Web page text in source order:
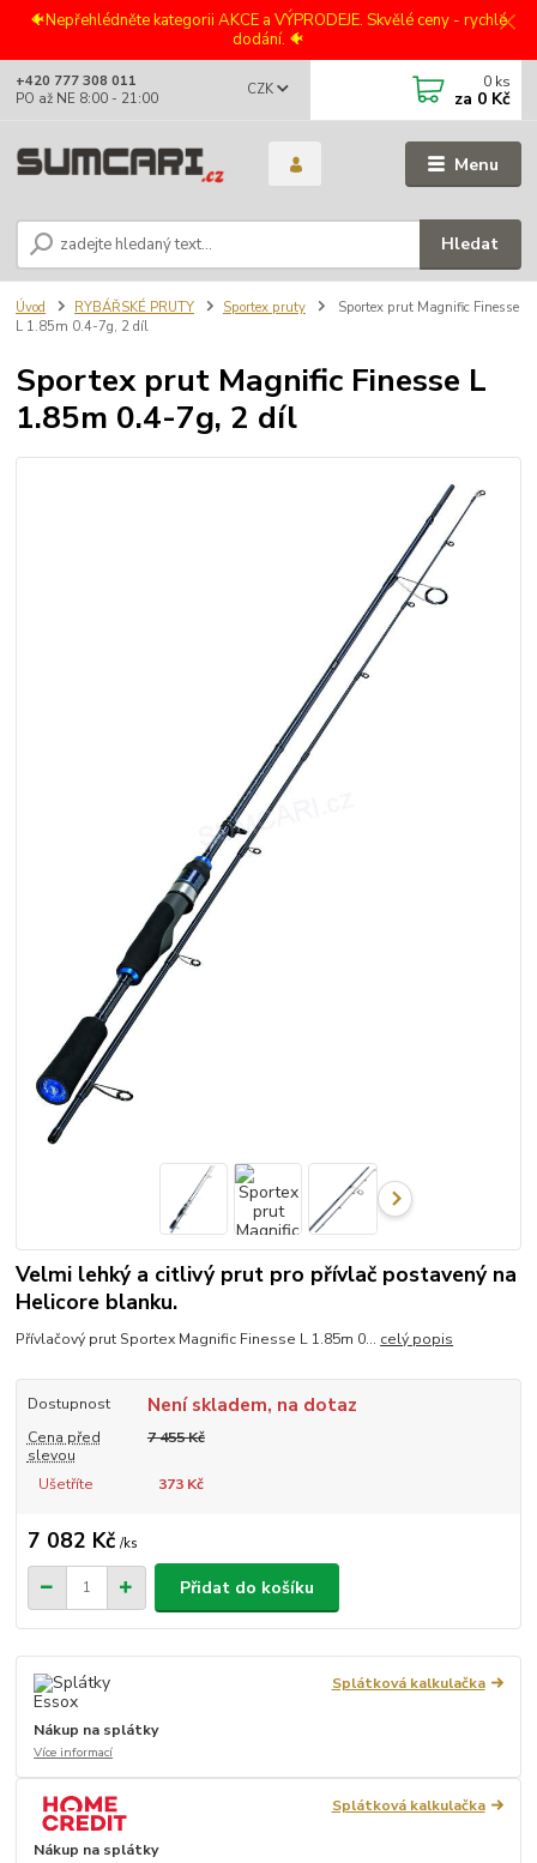
🐠Nepřehlédněte kategorii AKCE a VÝPRODEJE. Skvělé ceny - rychlé
dodání. 🐠
Menu
CZK
Hledat
+420 777 308 011
PO až NE 8:00 - 21:00
0 ks
za 0 Kč
Úvod RYBÁŘSKÉ PRUTY Sportex pruty
Sportex prut Magnific Finesse
L 1.85m 0.4-7g, 2 díl
Sportex prut Magnific Finesse L
1.85m 0.4-7g, 2 díl
Velmi lehký a citlivý prut pro přívlač postavený na
Helicore blanku.
Přívlačový prut Sportex Magnific Finesse L 1.85m 0... celý popis
Dostupnost Není skladem, na dotaz
Cena před
slevou
7 455 Kč
Ušetříte 373 Kč
7 082 Kč /ks
Přidat do košíku
Splátková kalkulačka
Nákup na splátky
Více informací
Splátková kalkulačka
Nákup na splátky